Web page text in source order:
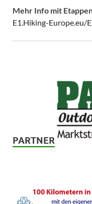
Mehr Info mit
E1.Hiking-Europe.eu/
PARTNER